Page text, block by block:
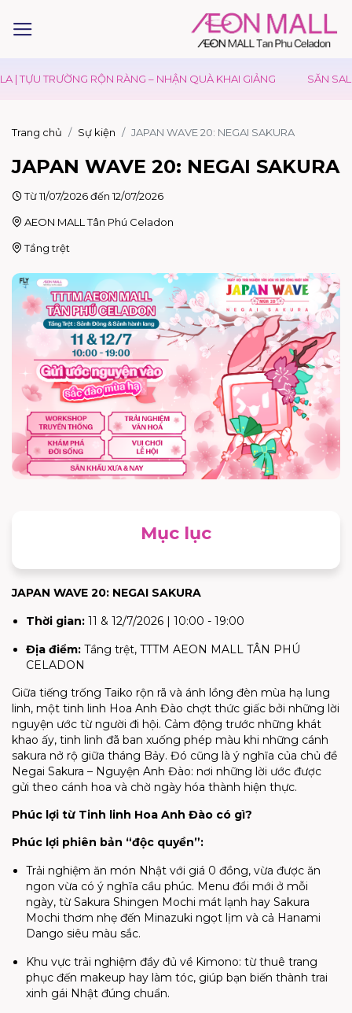
TRƯỜNG RỘN RÀNG – NHẬN QUÀ KHAI GIẢNG SĂN SALE
Trang chủ Sự kiện JAPAN WAVE 20: NEGAI SAKURA
JAPAN WAVE 20: NEGAI SAKURA
Từ 11/07/2026 đến 12/07/2026
AEON MALL Tân Phú Celadon
Tầng trệt
Mục lục
JAPAN WAVE 20: NEGAI SAKURA
Thời gian: 11 & 12/7/2026 | 10:00 - 19:00
Địa điểm: Tầng trệt, TTTM AEON MALL TÂN PHÚ
CELADON
Giữa tiếng trống Taiko rộn rã và ánh lồng đèn mùa hạ lung
linh, một tinh linh Hoa Anh Đào chợt thức giấc bởi những lời
nguyện ước từ người đi hội. Cảm động trước những khát
khao ấy, tinh linh đã ban xuống phép màu khi những cánh
sakura nở rộ giữa tháng Bảy. Đó cũng là ý nghĩa của chủ đề
Negai Sakura – Nguyện Anh Đào: nơi những lời ước được
gửi theo cánh hoa và chờ ngày hóa thành hiện thực.
Phúc lợi từ Tinh linh Hoa Anh Đào có gì?
Phúc lợi phiên bản “độc quyền”:
Trải nghiệm ăn món Nhật với giá 0 đồng, vừa được ăn
ngon vừa có ý nghĩa cầu phúc. Menu đổi mới ở mỗi
ngày, từ Sakura Shingen Mochi mát lạnh hay Sakura
Mochi thơm nhẹ đến Minazuki ngọt lịm và cả Hanami
Dango siêu màu sắc.
Khu vực trải nghiệm đầy đủ về Kimono: từ thuê trang
phục đến makeup hay làm tóc, giúp bạn biến thành trai
xinh gái Nhật đúng chuẩn.